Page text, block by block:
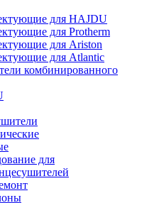
для HAJDU
для Protherm
для Ariston
для Atlantic
комбинированного
для